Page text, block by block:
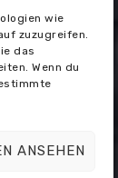
wie
zuzugreifen.
das
Wenn du
ANSEHEN